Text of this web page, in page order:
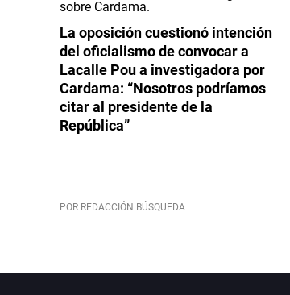
La oposición cuestionó intención
del oficialismo de convocar a
Lacalle Pou a investigadora por
Cardama: “Nosotros podríamos
citar al presidente de la
República”
POR REDACCIÓN BÚSQUEDA